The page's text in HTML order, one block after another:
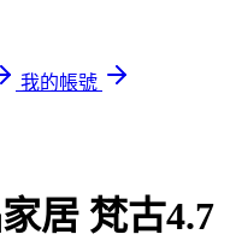
我的帳號
居 梵古4.7